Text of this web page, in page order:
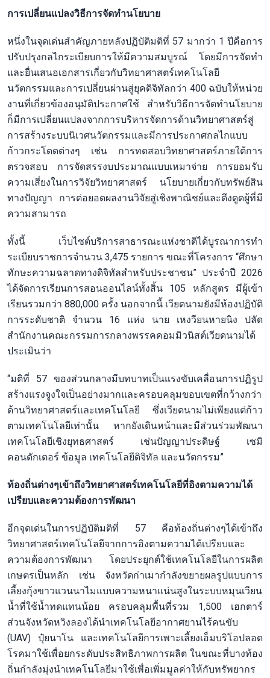
การเปลี่ยนแปลงวิธีการจัดทำนโยบาย
หนึ่งในจุดเด่นสำคัญภายหลังปฏิบัติมติที่ 57 มากว่า 1 ปีคือการ
ปรับปรุงกลไกระเบียบการให้มีความสมบูรณ์ โดยมีการจัดทำ
และยื่นเสนอเอกสารเกี่ยวกับวิทยาศาสตร์เทคโนโลยี
นวัตกรรมและการเปลี่ยนผ่านสู่ยุคดิจิทัลกว่า 400 ฉบับให้หน่วย
งานที่เกี่ยวข้องอนุมัติประกาศใช้ สำหรับวิธีการจัดทำนโยบาย
ก็มีการเปลี่ยนแปลงจากการบริหารจัดการด้านวิทยาศาสตร์สู่
การสร้างระบบนิเวศนวัตกรรมและมีการประกาศกลไกแบบ
ก้าวกระโดดต่างๆ เช่น การทดสอบวิทยาศาสตร์ภายใต้การ
ตรวจสอบ การจัดสรรงบประมาณแบบเหมาจ่าย การยอมรับ
ความเสี่ยงในการวิจัยวิทยาศาสตร์ นโยบายเกี่ยวกับทรัพย์สิน
ทางปัญญา การต่อยอดผลงานวิจัยสู่เชิงพาณิชย์และดึงดูดผู้ที่มี
ความสามารถ
ทั้งนี้ เว็บไซต์บริการสาธารณะแห่งชาติได้บูรณาการทำ
ระเบียบราชการจำนวน 3,475 รายการ ขณะที่โครงการ “ศึกษา
ทักษะความฉลาดทางดิจิทัลสำหรับประชาชน” ประจำปี 2026
ได้จัดการเรียนการสอนออนไลน์ทั้งสิ้น 105 หลักสูตร มีผู้เข้า
เรียนรวมกว่า 880,000 ครั้ง นอกจากนี้ เวียดนามยังมีห้องปฏิบัติ
การระดับชาติ จำนวน 16 แห่ง นาย เหงวียนหายนิง ปลัด
สำนักงานคณะกรรมการกลางพรรคคอมมิวนิสต์เวียดนามได้
ประเมินว่า
“มติที่ 57 ของส่วนกลางมีบทบาทเป็นแรงขับเคลื่อนการปฏิรูป
สร้างแรงจูงใจเป็นอย่างมากและครอบคลุมขอบเขตที่กว้างกว่า
ด้านวิทยาศาสตร์และเทคโนโลยี ซึ่งเวียดนามไม่เพียงแต่ก้าว
ตามเทคโนโลยีเท่านั้น หากยังเดินหน้าและมีส่วนร่วมพัฒนา
เทคโนโลยีเชิงยุทธศาสตร์ เช่นปัญญาประดิษฐ์ เซมิ
คอนดักเตอร์ ข้อมูล เทคโนโลยีดิจิทัล และนวัตกรรม”
ท้องถิ่นต่างๆเข้าถึงวิทยาศาสตร์เทคโนโลยีที่อิงตามความได้
เปรียบและความต้องการพัฒนา
อีกจุดเด่นในการปฏิบัติมติที่ 57 คือท้องถิ่นต่างๆได้เข้าถึง
วิทยาศาสตร์เทคโนโลยีจากการอิงตามความได้เปรียบและ
ความต้องการพัฒนา โดยประยุกต์ใช้เทคโนโลยีในการผลิต
เกษตรเป็นหลัก เช่น จังหวัดก่าเมากำลังขยายผลรูปแบบการ
เลี้ยงกุ้งขาวแวนนาไมแบบความหนาแน่นสูงในระบบหมุนเวียน
น้ำที่ใช้น้ำทดแทนน้อย ครอบคลุมพื้นที่รวม 1,500 เฮกตาร์
ส่วนจังหวัดหวิงลองได้นำเทคโนโลยีอากาศยานไร้คนขับ
(UAV) ปุ๋ยนาโน และเทคโนโลยีการเพาะเลี้ยงเอ็มบริโอปลอด
โรคมาใช้เพื่อยกระดับประสิทธิภาพการผลิต ในขณะที่บางท้อง
ถิ่นกำลังมุ่งนำเทคโนโลยีมาใช้เพื่อเพิ่มมูลค่าให้กับทรัพยากร